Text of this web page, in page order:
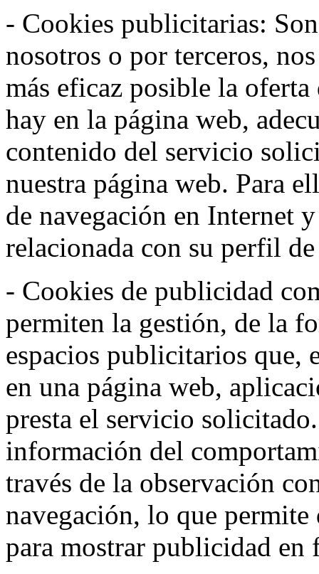
- Cookies publicitarias:
nosotros o por terceros,
más eficaz posible la
hay en la página web,
contenido del servicio
nuestra página web. Para
de navegación en Internet
relacionada con su perfil
- Cookies de publicidad
permiten la gestión, de la
espacios publicitarios que,
en una página web,
presta el servicio
información del
través de la observación
navegación, lo que
para mostrar publicidad